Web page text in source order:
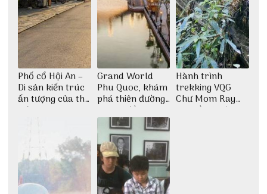
Phố cổ Hội An –
Di sản kiến trúc
ấn tượng của thế
giới
Grand World
Phu Quoc, khám
phá thiên đường
giải trí đầy sôi
động
Hành trình
trekking VQG
Chư Mom Ray
tìm về núi rừng